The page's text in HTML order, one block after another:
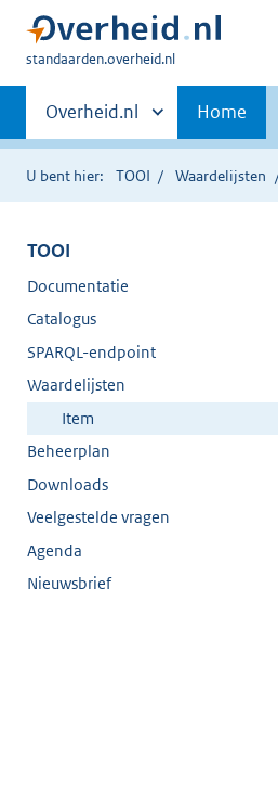
U
hier:
standaarden.overheid.nl
Primaire
navigatie
Andere
sites
binnen
Overheid.nl Home
U bent hier: TOOI Waardelijsten
TOOI
Documentatie
Catalogus
SPARQL-endpoint
Waardelijsten
Item
Beheerplan
Downloads
Veelgestelde vragen
Agenda
Nieuwsbrief